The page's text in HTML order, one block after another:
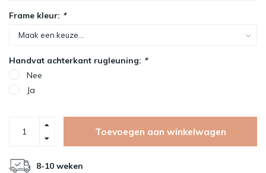
Frame kleur: *
Handvat achterkant rugleuning: *
Nee
Ja
Toevoegen aan winkelwagen
8-10 weken